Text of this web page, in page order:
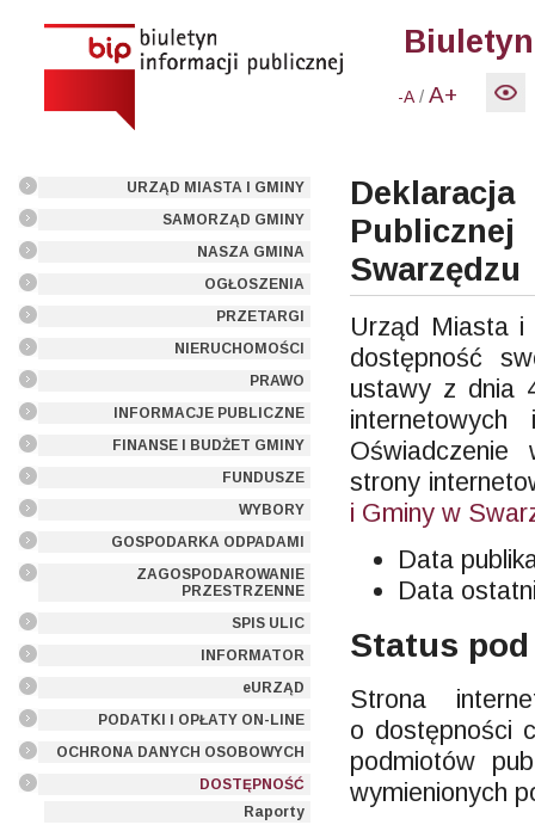
-A /A+
URZĄD MIASTA I GMINY
SAMORZĄD GMINY
NASZA GMINA
OGŁOSZENIA
PRZETARGI
NIERUCHOMOŚCI
PRAWO
INFORMACJE PUBLICZNE
FINANSE I BUDŻET GMINY
FUNDUSZE
WYBORY
GOSPODARKA ODPADAMI
ZAGOSPODAROWANIE
PRZESTRZENNE
SPIS ULIC
INFORMATOR
eURZĄD
PODATKI I OPŁATY ON-LINE
OCHRONA DANYCH OSOBOWYCH
DOSTĘPNOŚĆ
Raporty
Swarzędzu
Urząd Miasta i
dostępność
ustawy z dnia
internetowych
strony
i Gminy w
Data
Data
Status
Strona
o dostępności
podmiotów
wymienionych